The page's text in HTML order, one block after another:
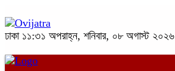
ঢাকা ১১:৩১ অপরাহ্ন, শনিবার, ০৮ অগাস্ট ২০২৬